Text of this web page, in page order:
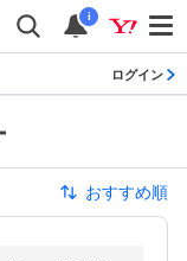
i
ログイン
おすすめ順